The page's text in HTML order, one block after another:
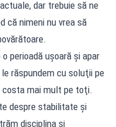
dar trebuie să ne
că nimeni nu vrea să
perioadă uşoară şi apar
răspundem cu soluţii pe
costa mai mult pe toţi.
despre stabilitate şi
disciplina şi